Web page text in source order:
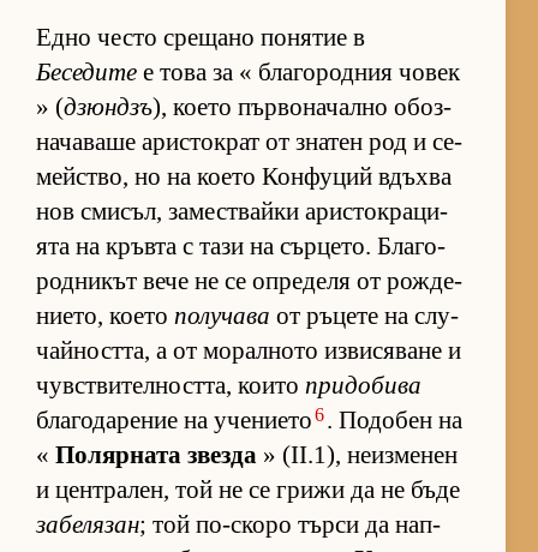
Едно често сре­щано по­ня­тие в
Беседите е това за « бла­го­род­ния чо­век
» (дзюндзъ), ко­ето пър­во­на­чално обоз­
на­ча­ваше арис­ток­рат от зна­тен род и се­
мейс­т­во, но на ко­ето Кон­фу­ций вдъхва
нов сми­съл, за­мес­т­вайки арис­ток­ра­ци­
ята на кръвта с тази на сър­це­то. Бла­го­
род­ни­кът вече не се оп­ре­деля от рож­де­
ни­е­то, ко­ето получава от ръ­цете на слу­
чай­ност­та, а от мо­рал­ното из­ви­ся­ване и
чув­с­т­ви­тел­ност­та, ко­ито придобива
бла­го­да­ре­ние на уче­ни­ето6. По­до­бен на
« По­ляр­ната звезда » (II.1), не­из­ме­нен
и цен­т­ра­лен, той не се грижи да не бъде
забелязан; той по-скоро търси да нап­